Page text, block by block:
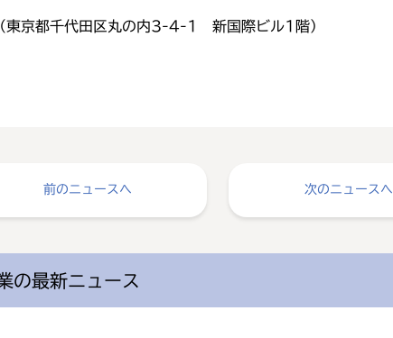
京都千代田区丸の内3-4-1 新国際ビル1階）
前のニュースへ 次のニュースへ
の最新ニュース